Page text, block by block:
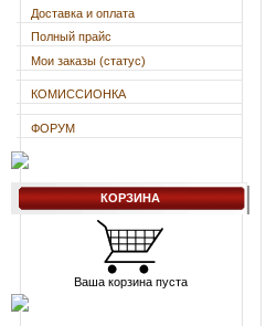
Доставка и оплата
Полный прайс
Мои заказы (статус)
КОМИССИОНКА
ФОРУМ
КОРЗИНА
Ваша корзина пуста